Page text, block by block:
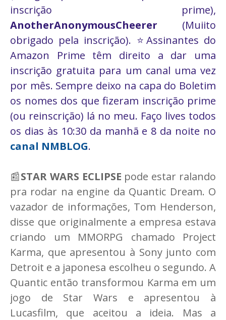
inscrição prime),
AnotherAnonymousCheerer (Muiito
obrigado pela inscrição). ⭐Assinantes do
Amazon Prime têm direito a dar uma
inscrição gratuita para um canal uma vez
por mês. Sempre deixo na capa do Boletim
os nomes dos que fizeram inscrição prime
(ou reinscrição) lá no meu. Faço lives todos
os dias às 10:30 da manhã e 8 da noite no
canal NMBLOG.
📰STAR WARS ECLIPSE pode estar ralando
pra rodar na engine da Quantic Dream. O
vazador de informações, Tom Henderson,
disse que originalmente a empresa estava
criando um MMORPG chamado Project
Karma, que apresentou à Sony junto com
Detroit e a japonesa escolheu o segundo. A
Quantic então transformou Karma em um
jogo de Star Wars e apresentou à
Lucasfilm, que aceitou a ideia. Mas a